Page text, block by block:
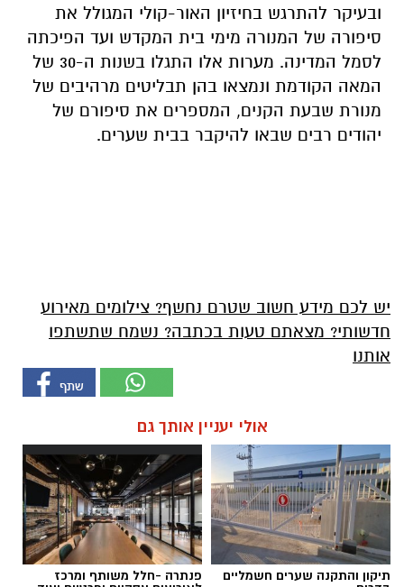
ובעיקר להתרגש בחיזיון האור-קולי המגולל את
סיפורה של המנורה מימי בית המקדש ועד הפיכתה
לסמל המדינה. מערות אלו התגלו בשנות ה-30 של
המאה הקודמת ונמצאו בהן תבליטים מרהיבים של
מנורת שבעת הקנים, המספרים את סיפורם של
יהודים רבים שבאו להיקבר בבית שערים.
יש לכם מידע חשוב שטרם נחשף? צילומים מאירוע
חדשותי? מצאתם טעות בכתבה? נשמח שתשתפו
אותנו
אולי יעניין אותך גם
תיקון והתקנה שערים חשמליים פנתרה -חלל משותף ומרכז